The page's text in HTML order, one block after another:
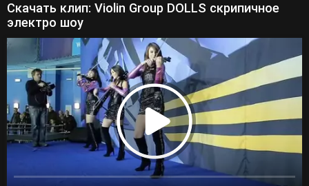
Скачать клип: Violin Group DOLLS скрипичное
электро шоу